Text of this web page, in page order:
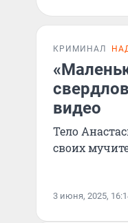
КРИМИНАЛ
видео
Тело
своих
3 июня, 2025,